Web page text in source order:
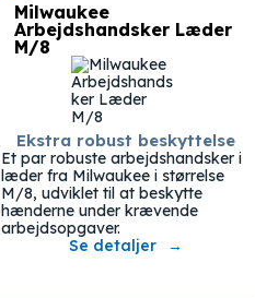
Ekstra robust beskyttelse
Milwaukee
Arbejdshandsker Læder
M/8
Et par robuste arbejdshandsker i
læder fra Milwaukee i størrelse
M/8, udviklet til at beskytte
hænderne under krævende
arbejdsopgaver.
Se detaljer